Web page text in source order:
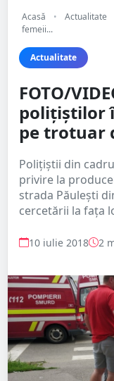
Acasă • Actualitate
femeii...
Actualitate
FOTO/
polițiștilor
pe trotuar
Polițiștii din
privire la
strada Păulești
cercetării la fața
10 iulie 2018 2